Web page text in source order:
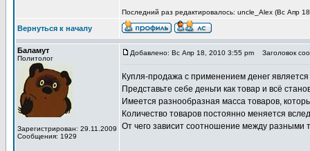
Последний раз редактировалось: uncle_Alex (Вс Апр
Вернуться к началу
Баламут
Политолог
Зарегистрирован: 29.11.2009
Сообщения: 1929
Добавлено: Вс Апр 18, 2010 3:55 pm Заголовок
Купля-продажа с применением денег
Представьте себе деньги как товар и всё
Имеется разнообразная масса товаров,
Количество товаров постоянно меняется
От чего зависит соотношение между разными